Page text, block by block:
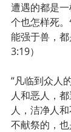
遭遇的都是
个也怎样死
能强于兽，
3:19）
“凡临到众人
人和恶人，
人，洁净人
不献祭的，也